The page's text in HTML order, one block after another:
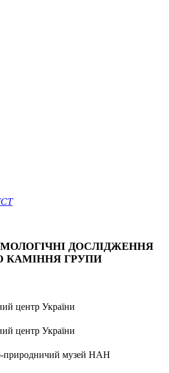
ДОСЛІДЖЕННЯ
КАМІННЯ ГРУПИ
центр України
центр України
природничий музей НАН